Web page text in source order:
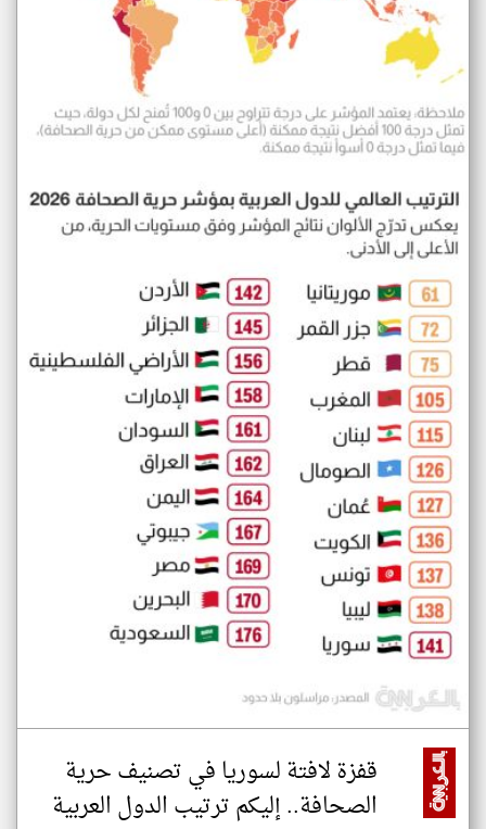
قفزة لافتة لسوريا في تصنيف حرية
الصحافة.. إليكم ترتيب الدول العربية